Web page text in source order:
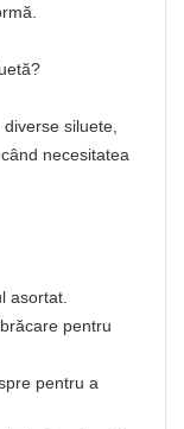
siluete,
necesitatea
asortat.
pentru
pentru a